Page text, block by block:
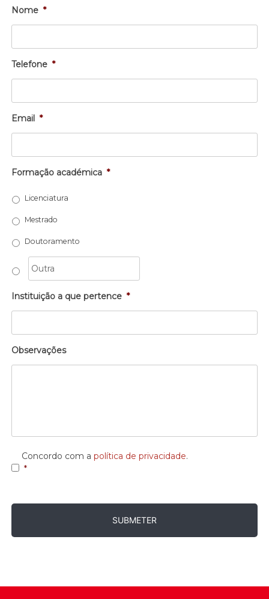
Nome *
Telefone *
Email *
Formação académica *
Licenciatura
Mestrado
Doutoramento
Instituição a que pertence *
Observações
Consentimento *
Concordo com apolítica de privacidade.
*